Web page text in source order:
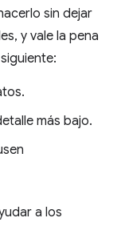
sin dejar
y vale la pena
más bajo.
a los